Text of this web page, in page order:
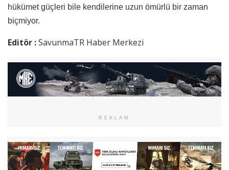
hükümet güçleri bile kendilerine uzun ömürlü bir zaman
biçmiyor.
Editör :SavunmaTR Haber Merkezi
REKLAM